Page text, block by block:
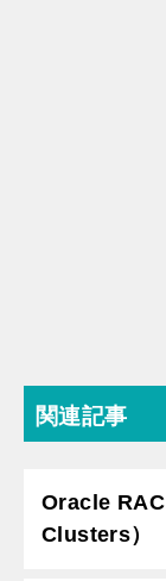
関連記事
Oracle
Clusters）